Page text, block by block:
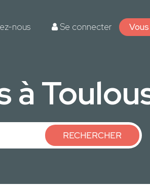
nous Se connecter
à
RECHERCHER